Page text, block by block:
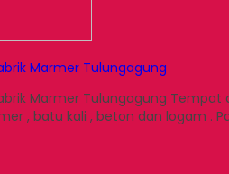
Marmer Tulungagung
Marmer Tulungagung
, batu kali , beton dan logam .